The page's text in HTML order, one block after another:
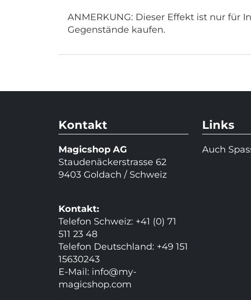
ANMERKUNG: Dieser Effekt ist nur für
Gegenstände kaufen.
Kontakt
Magicshop AG
Staudenäckerstrasse 62
9403 Goldach / Schweiz
Kontakt:
Telefon Schweiz: +41 (0) 71
511 23 48
Telefon Deutschland: +49 151
15630243
E-Mail: info@my-
magicshop.com
Links
Auch